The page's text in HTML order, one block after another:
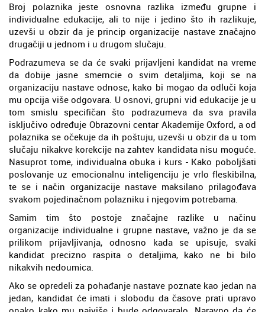
Broj polaznika jeste osnovna razlika između grupne i
individualne edukacije, ali to nije i jedino što ih razlikuje,
uzevši u obzir da je princip organizacije nastave značajno
drugačiji u jednom i u drugom slučaju.
Podrazumeva se da će svaki prijavljeni kandidat na vreme
da dobije jasne smerncie o svim detaljima, koji se na
organizaciju nastave odnose, kako bi mogao da odluči koja
mu opcija više odgovara. U osnovi, grupni vid edukacije je u
tom smislu specifičan što podrazumeva da sva pravila
isključivo određuje Obrazovni centar Akademije Oxford, a od
polaznika se očekuje da ih poštuju, uzevši u obzir da u tom
slučaju nikakve korekcije na zahtev kandidata nisu moguće.
Nasuprot tome, individualna obuka i kurs - Kako poboljšati
poslovanje uz emocionalnu inteligenciju je vrlo fleskibilna,
te se i način organizacije nastave maksilano prilagođava
svakom pojedinačnom polazniku i njegovim potrebama.
Samim tim što postoje značajne razlike u načinu
organizacije individualne i grupne nastave, važno je da se
prilikom prijavljivanja, odnosno kada se upisuje, svaki
kandidat precizno raspita o detaljima, kako ne bi bilo
nikakvih nedoumica.
Ako se opredeli za pohađanje nastave poznate kao jedan na
jedan, kandidat će imati i slobodu da časove prati upravo